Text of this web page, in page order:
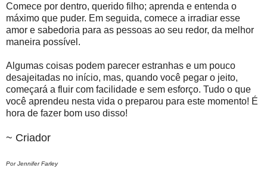
Comece por dentro, querido filho; aprenda e entenda o
máximo que puder. Em seguida, comece a irradiar esse
amor e sabedoria para as pessoas ao seu redor, da melhor
maneira possível.
Algumas coisas podem parecer estranhas e um pouco
desajeitadas no início, mas, quando você pegar o jeito,
começará a fluir com facilidade e sem esforço. Tudo o que
você aprendeu nesta vida o preparou para este momento! É
hora de fazer bom uso disso!
~ Criador
Por Jennifer Farley